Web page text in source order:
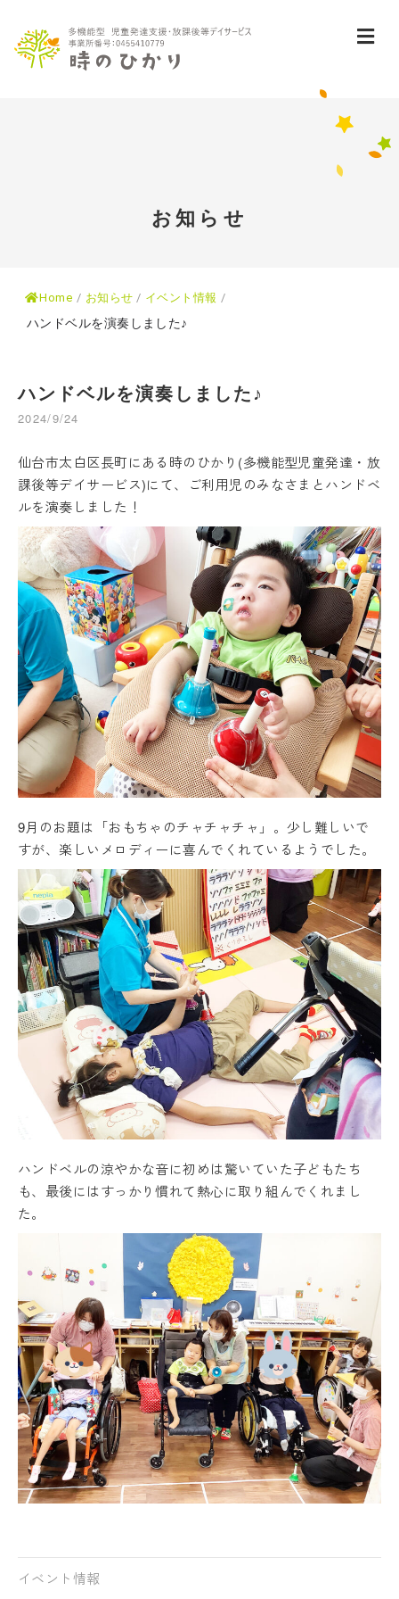
メ
お知らせ
Home / お知らせ / イベント情報 /
ハンドベルを演奏しました♪
ハンドベルを演奏しました♪
2024/9/24
仙台市太白区長町にある時のひかり(多機能型児童発達・放
課後等デイサービス)にて、ご利用児のみなさまとハンドベ
ルを演奏しました！
9月のお題は「おもちゃのチャチャチャ」。少し難しいで
すが、楽しいメロディーに喜んでくれているようでした。
ハンドベルの涼やかな音に初めは驚いていた子どもたち
も、最後にはすっかり慣れて熱心に取り組んでくれまし
た。
イベント情報